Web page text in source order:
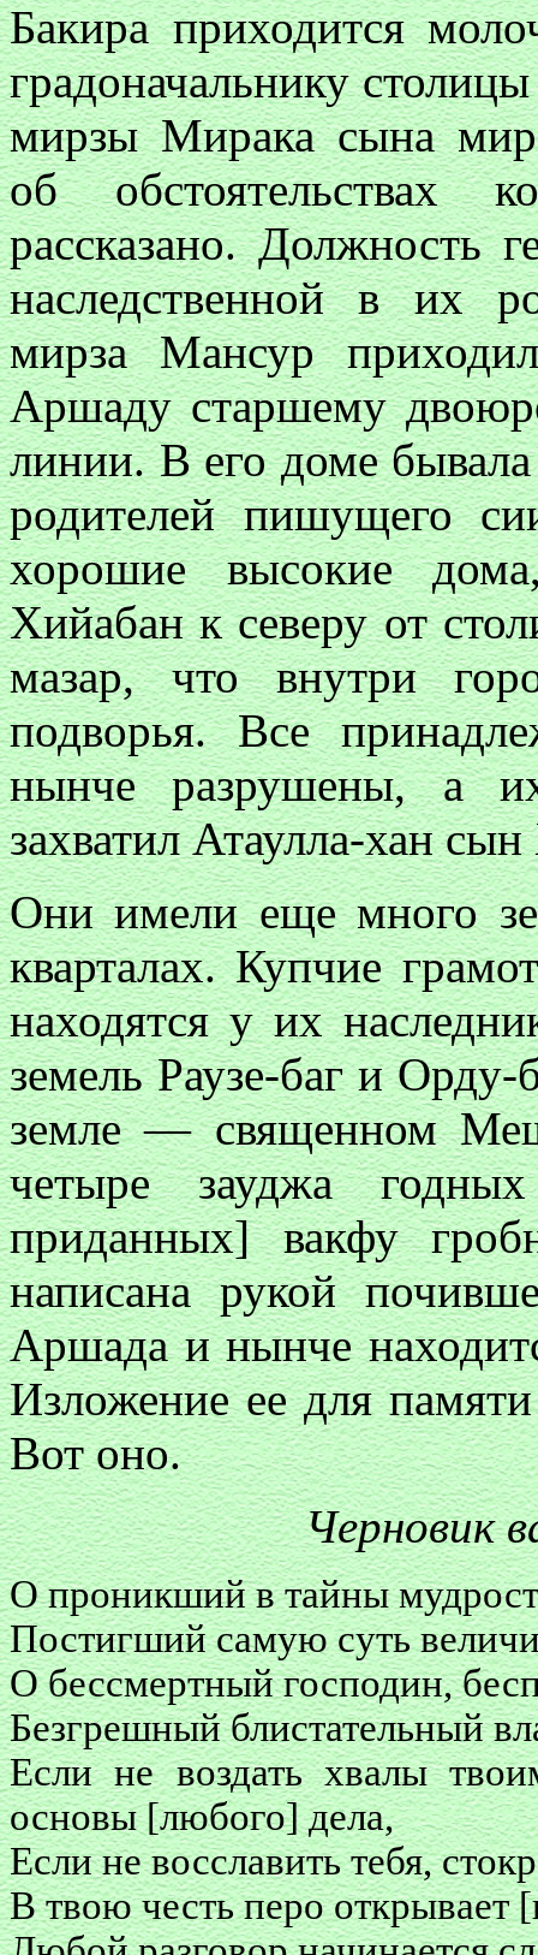
Бакира приходится
градоначальнику
мирзы Мирака сына
об обстоятельствах
рассказано. Должность
наследственной в их
мирза Мансур
Аршаду старшему
линии. В его доме
родителей пишущего
хорошие высокие
Хийабан к северу от
мазар, что внутри
подворья. Все
нынче разрушены, а
захватил Атаулла-хан
Они имели еще много
кварталах. Купчие
находятся у их
земель Раузе-баг и
земле — священном
четыре зауджа
приданных] вакфу
написана рукой
Аршада и нынче
Изложение ее для
Вот оно.
Черновик
О проникший в тайны
Постигший самую суть
О бессмертный господин,
Безгрешный блистательный
Если не воздать хвалы
основы [любого] дела,
Если не восславить тебя,
В твою честь перо открывает